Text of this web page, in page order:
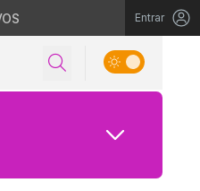
Entrar